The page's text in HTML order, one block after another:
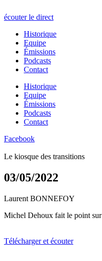
écouter le direct
Historique
Equipe
Émissions
Podcasts
Contact
Historique
Equipe
Émissions
Podcasts
Contact
Facebook
Le kiosque des transitions
03/05/2022
Laurent BONNEFOY
Michel Dehoux fait le point
Télécharger et écouter